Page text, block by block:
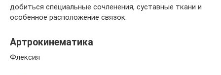
добиться специальные сочленения, суставные ткани и
особенное расположение связок.
Артрокинематика
Флексия